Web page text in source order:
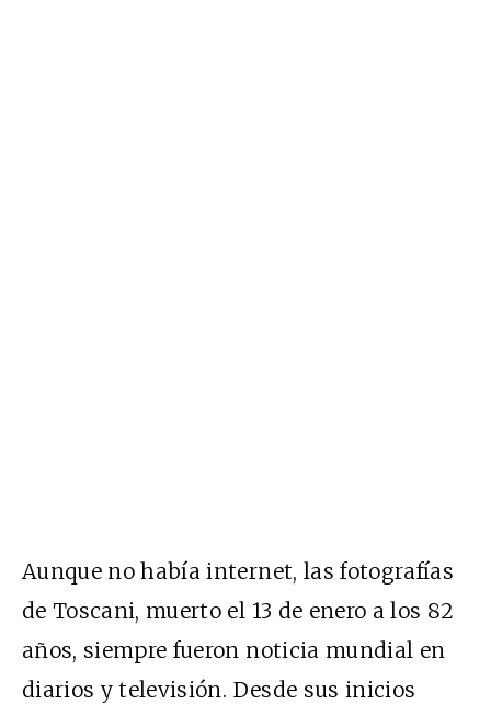
Aunque no había internet, las fotografías
de Toscani, muerto el 13 de enero a los 82
años, siempre fueron noticia mundial en
diarios y televisión. Desde sus inicios